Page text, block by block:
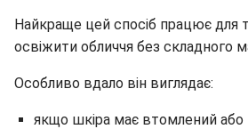
Найкраще цей спосіб працює для
освіжити обличчя без складного
Особливо вдало він виглядає:
якщо шкіра має втомлений або